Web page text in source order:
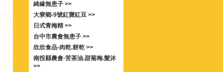
綺緣無患子 >>
大寮鄉-9號紅寶紅豆 >>
日式青梅精 >>
台中市農會無患子 >>
欣欣食品-肉乾.餅乾 >>
南投縣農會-苦茶油.甜菊梅.髮沐
>>